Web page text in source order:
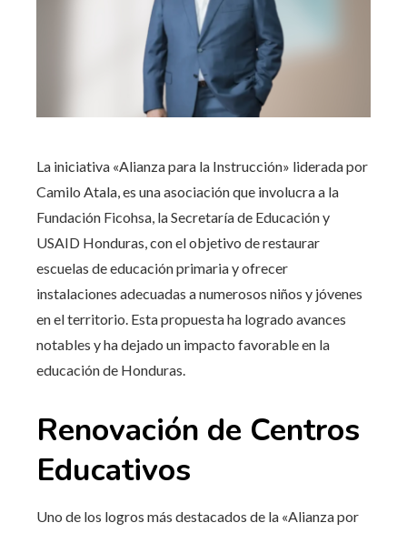
La iniciativa «Alianza para la Instrucción» liderada por
Camilo Atala, es una asociación que involucra a la
Fundación Ficohsa, la Secretaría de Educación y
USAID Honduras, con el objetivo de restaurar
escuelas de educación primaria y ofrecer
instalaciones adecuadas a numerosos niños y jóvenes
en el territorio. Esta propuesta ha logrado avances
notables y ha dejado un impacto favorable en la
educación de Honduras.
Renovación de Centros
Educativos
Uno de los logros más destacados de la «Alianza por